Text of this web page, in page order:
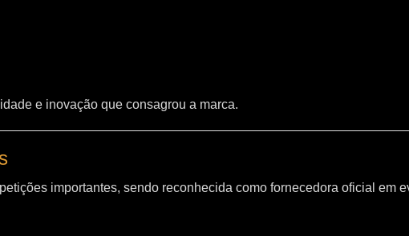
e inovação que consagrou a marca.
importantes, sendo reconhecida como fornecedora oficial em